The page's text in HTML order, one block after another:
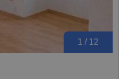
1 / 12